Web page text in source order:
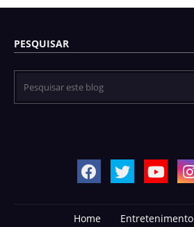
PESQUISAR
Home Entretenimento